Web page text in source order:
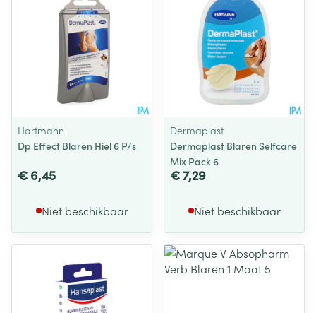
Hartmann
Dp Effect Blaren Hiel 6 P/s
€ 6,45
Niet beschikbaar
Dermaplast
Dermaplast Blaren Selfcare
Mix Pack 6
€ 7,29
Niet beschikbaar